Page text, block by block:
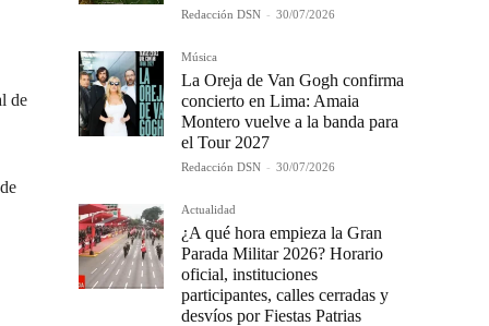
de
Redacción DSN - 30/07/2026
Música
La Oreja de Van Gogh confirma
concierto en Lima: Amaia
Montero vuelve a la banda para
el Tour 2027
Redacción DSN - 30/07/2026
Actualidad
¿A qué hora empieza la Gran
Parada Militar 2026? Horario
oficial, instituciones
participantes, calles cerradas y
desvíos por Fiestas Patrias